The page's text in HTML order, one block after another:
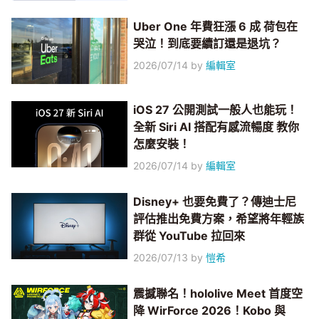
Uber One 年費狂漲 6 成 荷包在
哭泣！到底要續訂還是退坑？
2026/07/14 by編輯室
iOS 27 公開測試一般人也能玩！
全新 Siri AI 搭配有感流暢度 教你
怎麼安裝！
2026/07/14 by編輯室
Disney+ 也要免費了？傳迪士尼
評估推出免費方案，希望將年輕族
群從 YouTube 拉回來
2026/07/13 by愷希
震撼聯名！hololive Meet 首度空
降 WirForce 2026！Kobo 與